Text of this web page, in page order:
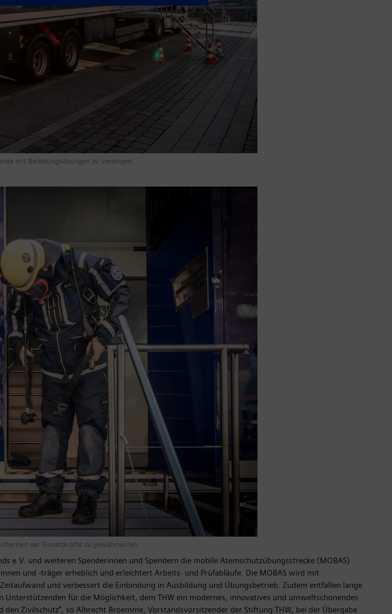
mit Belastungsübungen zu versorgen.
der Einsatzkräfte zu gewährleisten.
e.V. und weiteren Spenderinnen und Spendern die mobile Atemschutzübungsstrecke (MOBAS)
und -träger erheblich und erleichtert Arbeits- und Prüfabläufe. Die MOBAS wird mit
und verbessert die Einbindung in Ausbildung und Übungsbetrieb. Zudem entfallen lange
Unterstützenden für die Möglichkeit, dem THW ein modernes, innovatives und umweltschonendes
Zivilschutz“, so Albrecht Broemme, Vorstandsvorsitzender der Stiftung THW, bei der Übergabe